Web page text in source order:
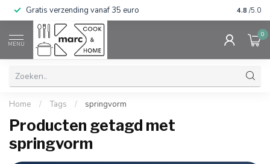
Gratis verzending vanaf 35 euro 4.8 /5.0
MENU
0
Home / Tags / springvorm
Producten getagd met
springvorm